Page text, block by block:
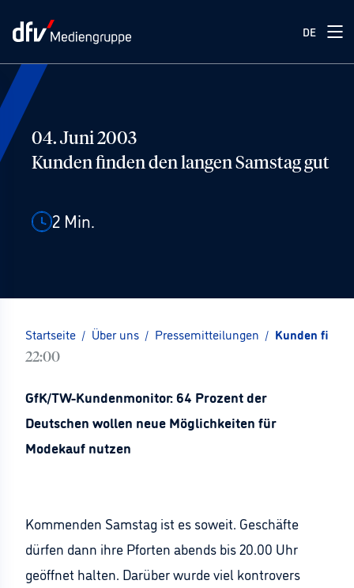
DE
04. Juni 2003
Kunden finden den langen Samstag gut
2 Min.
Startseite / Über uns / Pressemitteilungen / Kunden
22:00
GfK/TW-Kundenmonitor: 64 Prozent der
Deutschen wollen neue Möglichkeiten für
Modekauf nutzen
Kommenden Samstag ist es soweit. Geschäfte
dürfen dann ihre Pforten abends bis 20.00 Uhr
geöffnet halten. Darüber wurde viel kontrovers